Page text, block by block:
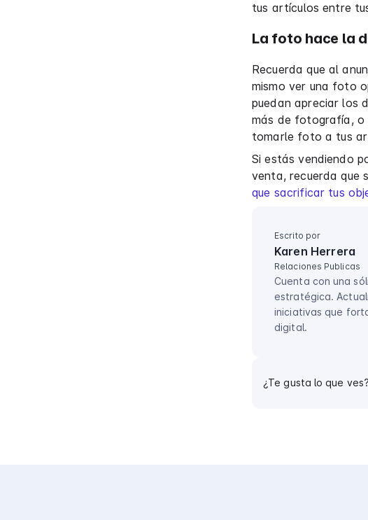
tus artículos entre
La foto hace la
Recuerda que al
mismo ver una foto
puedan apreciar los
más de fotografía, o
tomarle foto a tus
Si estás vendiendo
venta, recuerda que
que sacrificar tus
Escrito por
Karen Herrera
Relaciones Publicas
Cuenta con una
estratégica.
iniciativas que
digital.
¿Te gusta lo que